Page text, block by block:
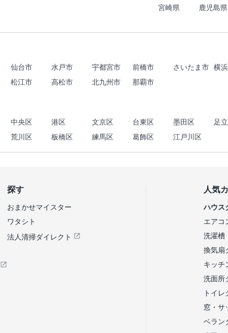
宮崎県
鹿児島県
仙台市 水戸市 宇都宮市 前橋市 さいたま市 横
松江市 高松市 北九州市 那覇市
中央区 港区 文京区 台東区 墨田区 足
荒川区 板橋区 練馬区 葛飾区 江戸川区
探す
おまかせマイスター
ワタシト
法人清掃ダイレクト
人気
ハウス
エアコ
洗濯槽
換気扇
キッチ
洗面所
トイ
窓・サ
ベラン